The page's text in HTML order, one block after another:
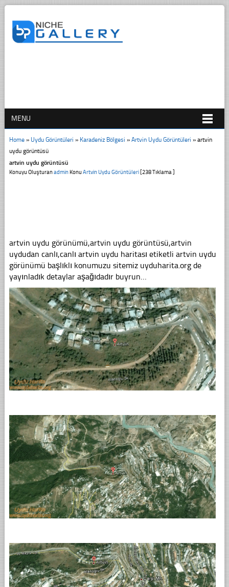
MENU
Home» Uydu Görüntüleri » Karadeniz Bölgesi » Artvin Uydu Görüntüleri » artvin
uydu görüntüsü
artvin uydu görüntüsü
Konuyu OluşturanadminKonu Artvin Uydu Görüntüleri[238 Tıklama ]
artvin uydu görünümü,artvin uydu görüntüsü,artvin
uydudan canlı,canlı artvin uydu haritası etiketli artvin uydu
görünümü başlıklı konumuzu sitemiz uyduharita.org de
yayınladık detaylar aşağıdadır buyrun…